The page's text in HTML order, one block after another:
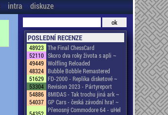
intra diskuze
POSLEDNÍ RECENZE
48923 The Final ChessCard
52110 Skoro dva roky života s apli ~
49449 Wolfling Reloaded
48324 Bubble Bobble Remastered
51629 FD-2000 - Replika disketové ~
53304 Revision 2023 - Pártyreport
54886 8MIDAS - Tak trochu jiná ark ~
54037 GP Cars - česká závodní hra! ~
Přenosný Commodore 64 - uHel